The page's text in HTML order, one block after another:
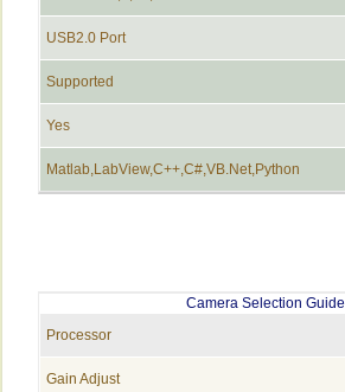
USB2.0 Port
Supported
Yes
Matlab,LabView,C++,C#,VB.Net,Python
Camera Selection Guide
Processor
Gain Adjust